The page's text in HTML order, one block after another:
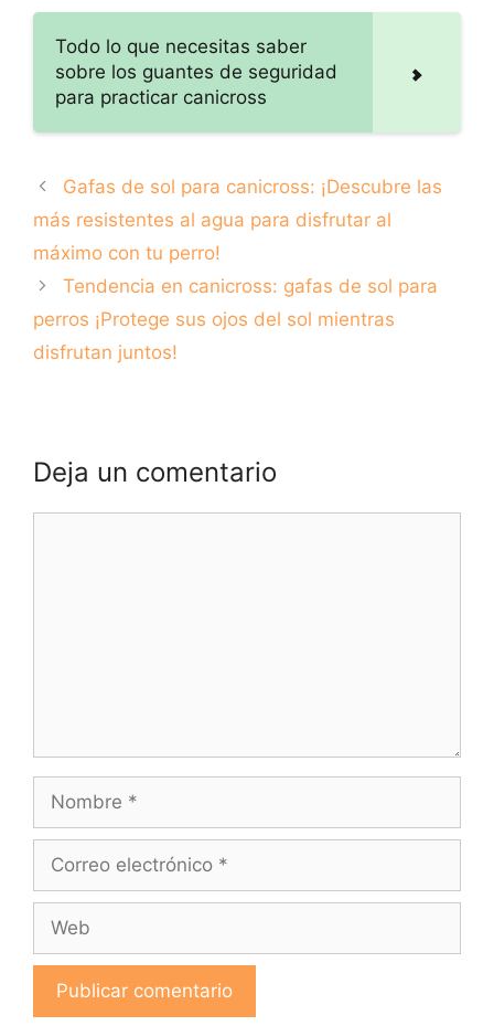
perro!
Todo lo que necesitas saber
sobre los guantes de seguridad
para practicar canicross
Gafas de sol para canicross: ¡Descubre las
más resistentes al agua para disfrutar al
máximo con tu perro!
Tendencia en canicross: gafas de sol para
perros ¡Protege sus ojos del sol mientras
disfrutan juntos!
Deja un comentario